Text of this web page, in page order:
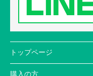
トップページ
購入の方